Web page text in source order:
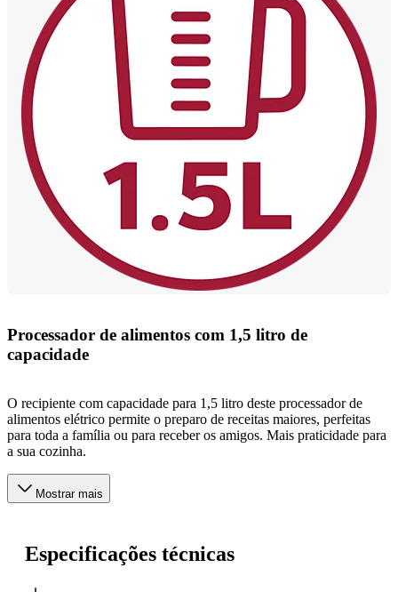
Processador de alimentos com 1,5 litro de
capacidade
O recipiente com capacidade para 1,5 litro deste processador de
alimentos elétrico permite o preparo de receitas maiores, perfeitas
para toda a família ou para receber os amigos. Mais praticidade para
a sua cozinha.
Mostrar mais
Especificações técnicas